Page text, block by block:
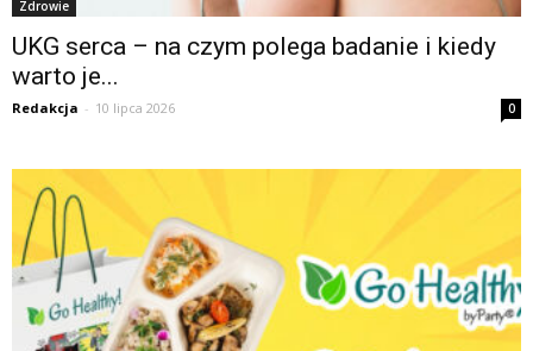
Zdrowie
UKG serca – na czym polega badanie i kiedy
warto je...
Redakcja - 10 lipca 2026 0